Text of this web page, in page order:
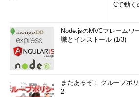
Cで動く
Node.jsのMVCフレームワ
識とインストール (1/3)
まだあるぞ！ グループポ
2